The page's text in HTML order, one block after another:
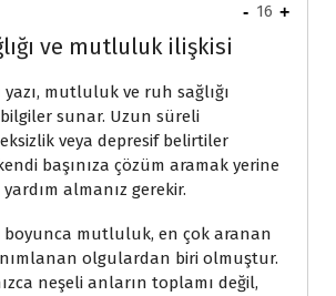
ve mutluluk ilişkisi
yazı, mutluluk ve ruh sağlığı
sunar. Uzun süreli
veya depresif belirtiler
başınıza çözüm aramak yerine
almanız gerekir.
boyunca mutluluk, en çok aranan
olgulardan biri olmuştur.
neşeli anların toplamı değil,
- 16 +